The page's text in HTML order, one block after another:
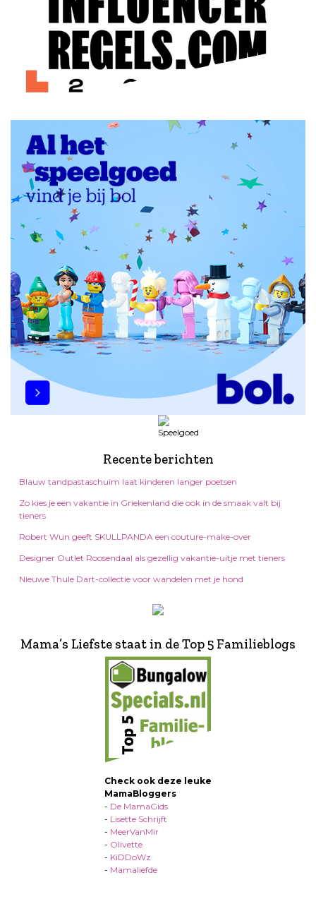
Recente berichten
Blauw tandpastaschuim laat kinderen langer poetsen
Zo kies je een vakantie in Griekenland die ook in de smaak valt bij
tieners
Robert Wun geeft SKULLPANDA een couture-make-over
Designer Outlet Roosendaal als gezellig vakantie-uitje met tieners
Nieuwe Thule Dart-collectie voor wandelen met je hond
Mama’s Liefste staat in de Top 5 Familieblogs
Check ook deze leuke
MamaBloggers
- De MamaGids
- Lisette Schrijft
- MeerVanMir
- Olivette
- KiDDoWz
- Mamaliefde